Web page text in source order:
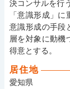
決コンサルを行
「意識形成」
意識形成の手段
層を対象に動機
得意とする。
居住地
愛知県